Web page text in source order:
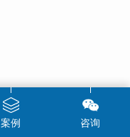
案例 咨询